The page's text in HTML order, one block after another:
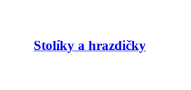
Stolíky a hrazdičky